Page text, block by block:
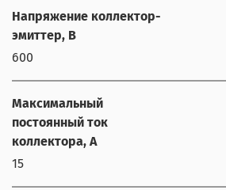
Напряжение коллектор-
эмиттер, В
600
Максимальный
постоянный ток
коллектора, А
15